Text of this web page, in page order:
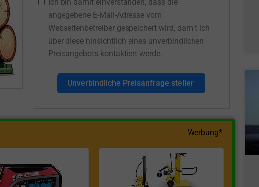
Ich bin damit einverstanden, dass die
angegebene E-Mail-Adresse vom
Webseitenbetreiber gespeichert wird, damit ich
über diese hinsichtlich eines unverbindlichen
Preisangebots kontaktiert werde.
Unverbindliche Preisanfrage stellen
Werbung*